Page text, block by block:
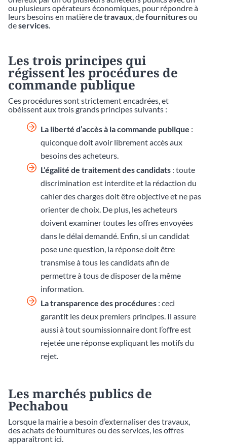
ou plusieurs opérateurs économiques, pour répondre à
leurs besoins en matière detravaux , defournituresou
deservices
Les trois principes qui
régissent les procédures de
commande publique
Ces procédures sont strictement encadrées, et
obéissent aux trois grands principes suivants :
La liberté d’accès à la commande publique :
quiconque doit avoir librement accès aux
besoins des acheteurs.
L’égalité de traitement des candidats : toute
discrimination est interdite et la rédaction du
cahier des charges doit être objective et ne pas
orienter de choix. De plus, les acheteurs
doivent examiner toutes les offres envoyées
dans le délai demandé. Enfin, si un candidat
pose une question, la réponse doit être
transmise à tous les candidats afin de
permettre à tous de disposer de la même
information.
La transparence des procédures : ceci
garantit les deux premiers principes. Il assure
aussi à tout soumissionnaire dont l’offre est
rejetée une réponse expliquant les motifs du
rejet.
Les marchés publics de
Pechabou
Lorsque la mairie a besoin d’externaliser des travaux,
des achats de fournitures ou des services, les offres
apparaîtront ici.